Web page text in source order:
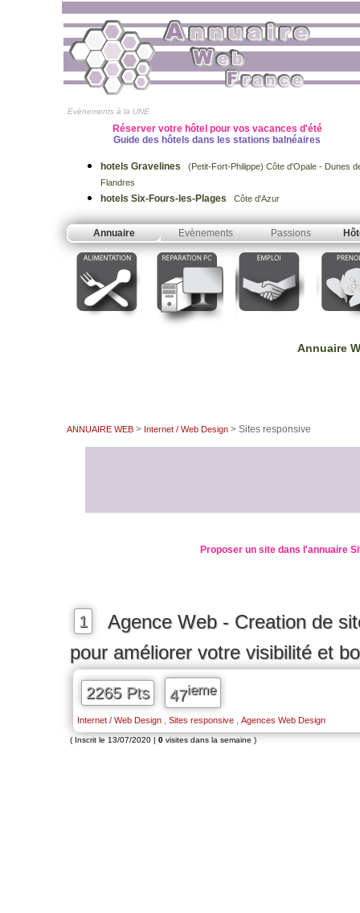
Evènements à la UNE
Réserver votre hôtel pour vos vacances d'été
Guide des hôtels dans les stations balnéaires
hotels Gravelines
(Petit-Fort-Philippe) Côte d'Opale - Dunes
Flandres
hotels Six-Fours-les-Plages Côte d'Azur
Annuaire Evènements Passions
Annuaire
ANNUAIRE WEB > Internet / Web Design > Sites responsive
Proposer un site dans l'annuaire
1
Agence Web - Creation de
pour améliorer votre visibilité et
2265 Pts 47ieme
Internet / Web Design Sites responsive Agences Web Design
( Inscrit le 13/07/2020 | 0 visites dans la semaine )